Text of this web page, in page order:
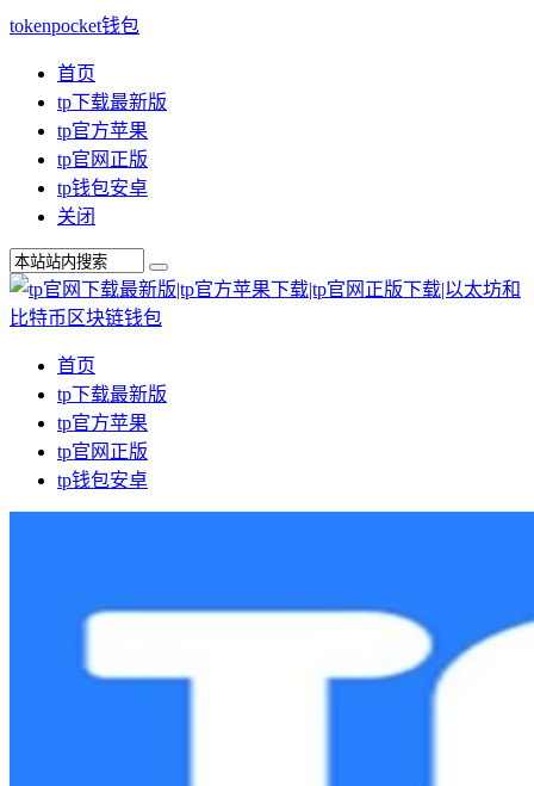
tokenpocket钱包
首页
tp下载最新版
tp官方苹果
tp官网正版
tp钱包安卓
关闭
首页
tp下载最新版
tp官方苹果
tp官网正版
tp钱包安卓